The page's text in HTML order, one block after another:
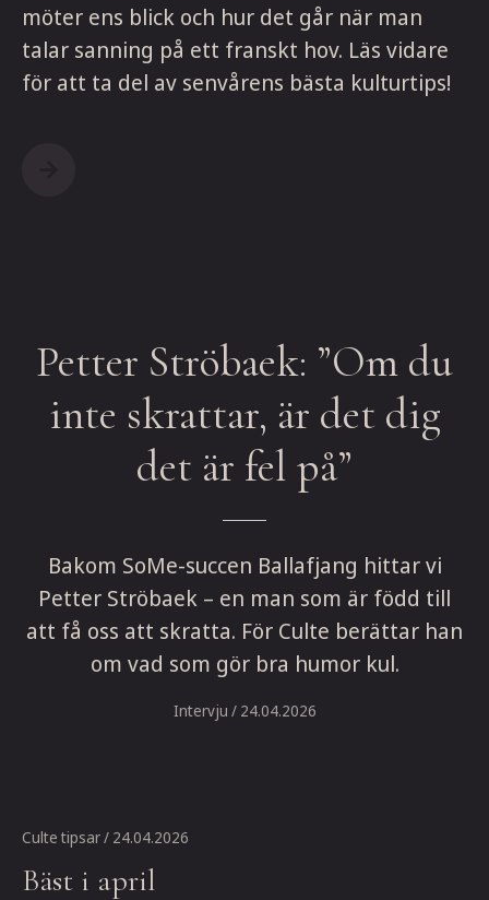
möter ens blick och hur det går när man
talar sanning på ett franskt hov. Läs vidare
för att ta del av senvårens bästa kulturtips!
Petter Ströbaek: ”Om du
inte skrattar, är det dig
det är fel på”
Bakom SoMe-succen Ballafjang hittar vi
Petter Ströbaek – en man som är född till
att få oss att skratta. För Culte berättar han
om vad som gör bra humor kul.
Intervju / 24.04.2026
Culte tipsar/ 24.04.2026
Bäst i april